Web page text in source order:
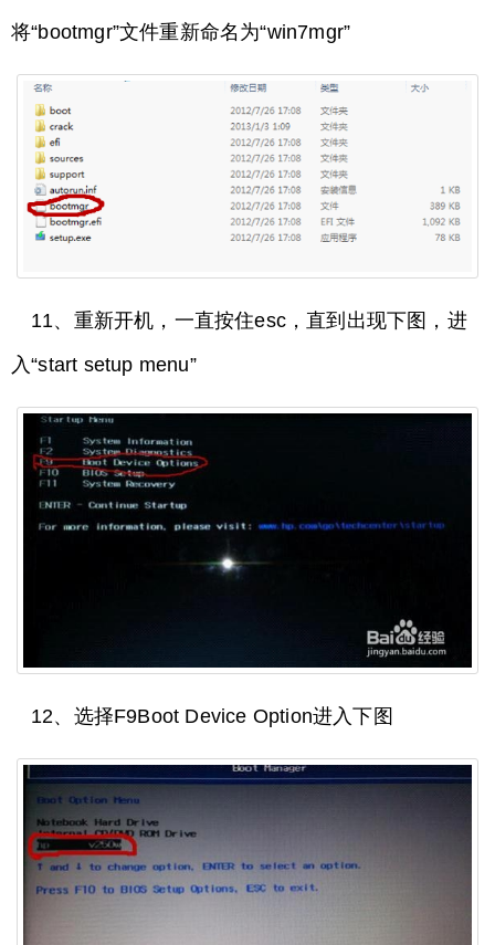
将“bootmgr”文件重新命名为“win7mgr”
11、重新开机，一直按住esc，直到出现下图，进
入“start setup menu”
12、选择F9Boot Device Option进入下图